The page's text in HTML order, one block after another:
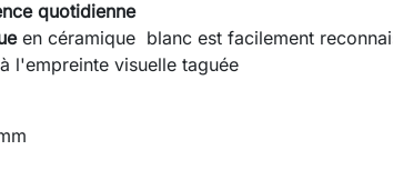
quotidienne
en céramique blanc est facilement
l'empreinte visuelle taguée